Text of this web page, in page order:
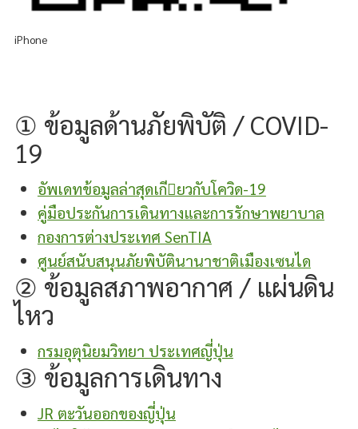
iPhone
① ข้อมูลด้านภัยพิบัติ / COVID-
19
อัพเดทข้อมูลล่าสุดเกี􀃉ยวกับโควิด-19
คู่มือประกันการเดินทางและการรักษาพยาบาล
กองการต่างประเทศ SenTIA
ศูนย์สนับสนุนภัยพิบัตินานาชาติเมืองเซนได
② ข้อมูลสภาพอากาศ / แผ่นดิน
ไหว
กรมอุตุนิยมวิทยา ประเทศญี่ปุ่น
③ ข้อมูลการเดินทาง
JR ตะวันออกของญี่ปุ่น